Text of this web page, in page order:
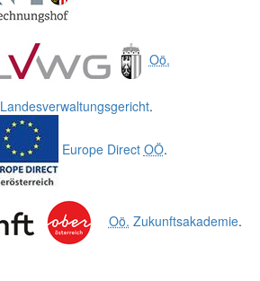
Oö.
Landesverwaltungsgericht.
Europe Direct OÖ.
Oö. Zukunftsakademie.